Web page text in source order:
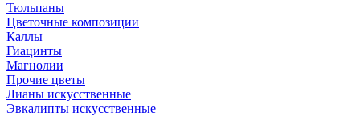
Тюльпаны
Цветочные композиции
Каллы
Гиацинты
Магнолии
Прочие цветы
Лианы искусственные
Эвкалипты искусственные